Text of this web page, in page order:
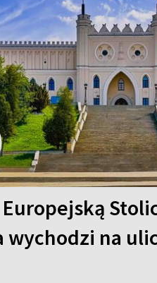
wychodzi na